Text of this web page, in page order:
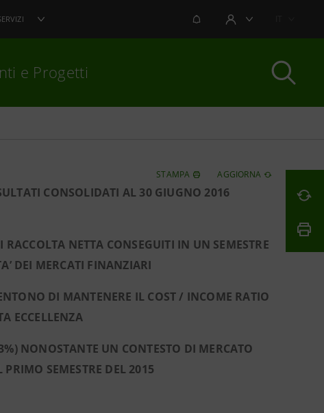
NOTIFICHEAREA UTENTE
e Progetti
STAMPA AGGIORNA
CONSOLIDATI AL 30 GIUGNO 2016
NETTA CONSEGUITI IN UN SEMESTRE
DEI MERCATI FINANZIARI
DI MANTENERE IL COST / INCOME RATIO
ECCELLENZA
NONOSTANTE UN CONTESTO DI MERCATO
PRIMO SEMESTRE DEL 2015